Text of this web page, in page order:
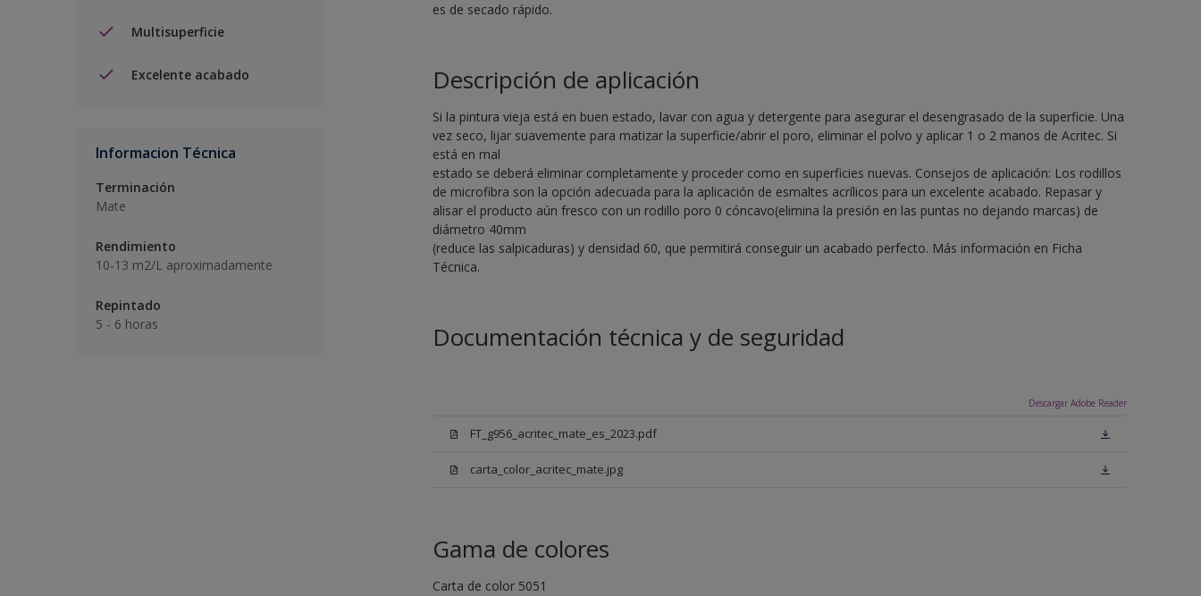
Multisuperficie
Excelente acabado
Informacion Técnica
Terminación
Mate
Rendimiento
10-13 m2/L aproximadamente
Repintado
5 - 6 horas
es de secado rápido.
Descripción de aplicación
Si la pintura vieja está en buen estado, lavar con agua y detergente para asegurar el desengrasado de la superficie. Una
vez seco, lijar suavemente para matizar la superficie/abrir el poro, eliminar el polvo y aplicar 1 o 2 manos de Acritec. Si
está en mal
estado se deberá eliminar completamente y proceder como en superficies nuevas. Consejos de aplicación: Los rodillos
de microfibra son la opción adecuada para la aplicación de esmaltes acrílicos para un excelente acabado. Repasar y
alisar el producto aún fresco con un rodillo poro 0 cóncavo(elimina la presión en las puntas no dejando marcas) de
diámetro 40mm
(reduce las salpicaduras) y densidad 60, que permitirá conseguir un acabado perfecto. Más información en Ficha
Técnica.
Documentación técnica y de seguridad
Descargar Adobe Reader
FT_g956_acritec_mate_es_2023.pdf
carta_color_acritec_mate.jpg
Gama de colores
Carta de color 5051